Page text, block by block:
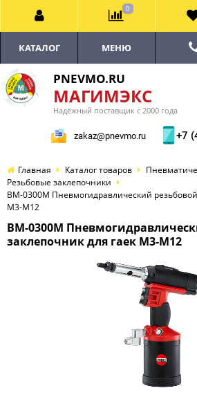
PNEVMO.RU
МАГИМЭКС
Надёжный поставщик с 2000 года
zakaz@pnevmo.ru +7
КАТАЛОГ МЕНЮ
Главная Каталог товаров
Резьбовые заклепочники
BM-0300М Пневмогидравлический
M3-M12
BM-0300М
заклепочник для гаек M3-M12
0